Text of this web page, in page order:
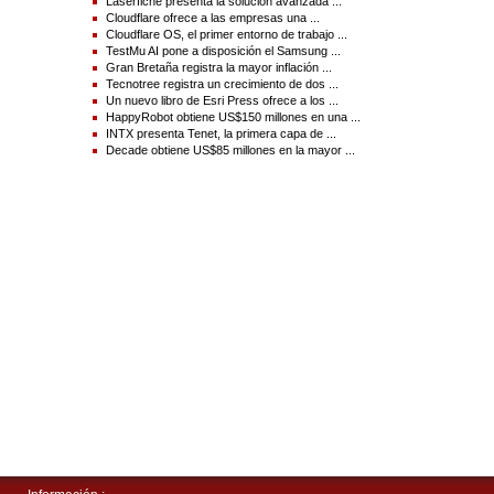
Cloudflare ofrece a las empresas una ...
Cloudflare OS, el primer entorno de trabajo ...
TestMu AI pone a disposición el Samsung ...
Gran Bretaña registra la mayor inflación ...
Tecnotree registra un crecimiento de dos ...
Un nuevo libro de Esri Press ofrece a los ...
HappyRobot obtiene US$150 millones en una ...
INTX presenta Tenet, la primera capa de ...
Decade obtiene US$85 millones en la mayor ...